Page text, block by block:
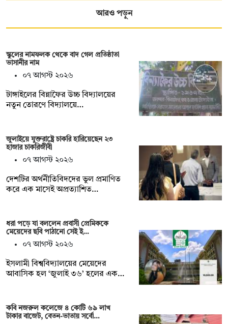
আরও পড়ুন
স্কুলের নামফলক থেকে বাদ গেল প্রতিষ্ঠাতা
ভাসানীর নাম
০৭ আগস্ট ২০২৬
টাঙ্গাইলের বিন্নাফৈর উচ্চ বিদ্যালয়ের
নতুন তোরণে বিদ্যালয়ে…
জুলাইয়ে যুক্তরাষ্ট্রে চাকরি হারিয়েছেন ২৩
হাজার চাকরিজীবী
০৭ আগস্ট ২০২৬
দেশটির অর্থনীতিবিদদের ভুল প্রমাণিত
করে এক মাসেই অপ্রত্যাশিত…
ধরা পড়ে যা বললেন প্রবাসী প্রেমিককে
মেয়েদের ছবি পাঠানো সেই ই…
০৭ আগস্ট ২০২৬
ইসলামী বিশ্ববিদ্যালয়ের মেয়েদের
আবাসিক হল ‘জুলাই ৩৬’ হলের এক…
কবি নজরুল কলেজে ৪ কোটি ৬৯ লাখ
টাকার বাজেট, বেতন-ভাতায় সর্বো…